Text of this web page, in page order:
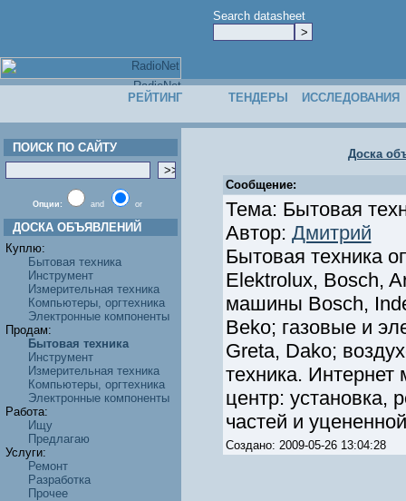
Search datasheet
РЕЙТИНГ ТЕНДЕРЫ ИССЛЕДОВАНИЯ
ПОИСК ПО САЙТУ
Опции: and or
ДОСКА ОБЪЯВЛЕНИЙ
Куплю:
Бытовая техника
Инструмент
Измерительная техника
Компьютеры, оргтехника
Электронные компоненты
Продам:
Бытовая техника
Инструмент
Измерительная техника
Компьютеры, оргтехника
Электронные компоненты
Работа:
Ищу
Предлагаю
Услуги:
Ремонт
Разработка
Прочее
Доска
Сообщение:
Тема: Бытовая
Автор: Дмитрий
Бытовая техника
Elektrolux, Bosch,
машины Bosch,
Beko; газовые и
Greta, Dako;
техника. Интернет
центр: установка,
частей и
Создано: 2009-05-26 13:04:28